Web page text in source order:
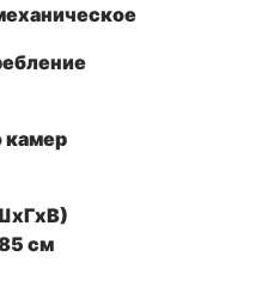
камер
см